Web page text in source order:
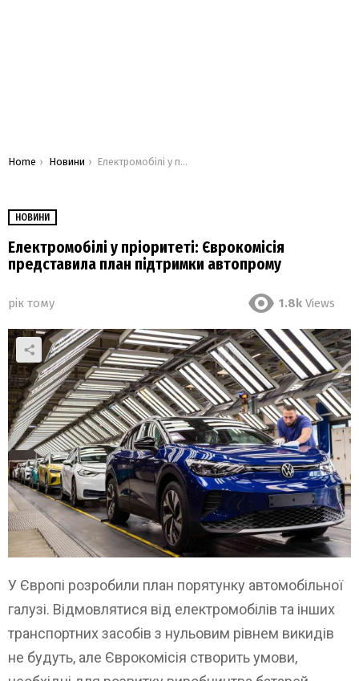
You are here:
Home Новини Електромобілі у пріоритеті: Єврокомісія представила план підтримки автопрому
НОВИНИ
Електромобілі у пріоритеті: Єврокомісія
представила план підтримки автопрому
рік тому 1.8k Views
У Європі розробили план порятунку автомобільної
галузі. Відмовлятися від електромобілів та інших
транспортних засобів з нульовим рівнем викидів
не будуть, але Єврокомісія створить умови,